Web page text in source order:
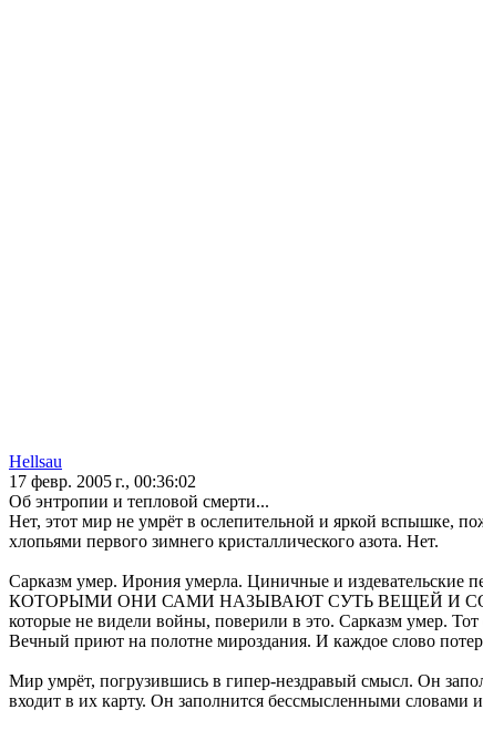
Hellsau
17 февр. 2005 г., 00:36:02
Об энтропии и тепловой смерти...
Нет, этот мир не умрёт в ослепительной и яркой вспышке,
хлопьями первого зимнего кристаллического азота. Нет.
Сарказм умер. Ирония умерла. Циничные и издевательские
КОТОРЫМИ ОНИ САМИ НАЗЫВАЮТ СУТЬ ВЕЩЕЙ И
которые не видели войны, поверили в это. Сарказм умер.
Вечный приют на полотне мироздания. И каждое слово
Мир умрёт, погрузившись в гипер-нездравый смысл. Он
входит в их карту. Он заполнится бессмысленными словами